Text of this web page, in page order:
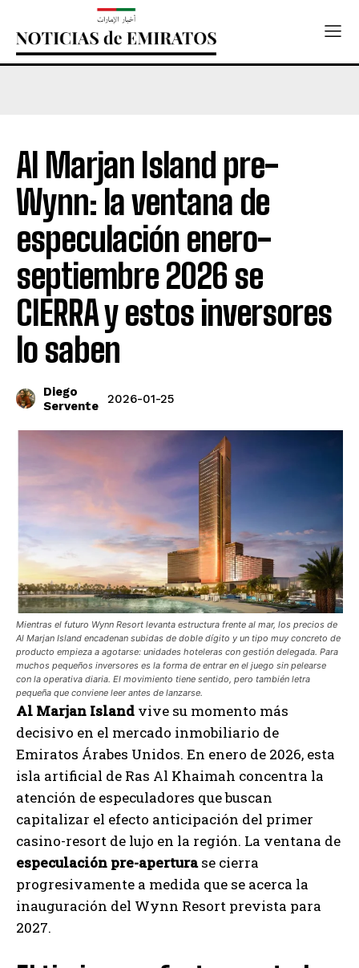
Al Marjan Island pre-
Wynn: la ventana de
especulación enero-
septiembre 2026 se
CIERRA y estos inversores
lo saben
Diego
Servente
2026-01-25
Mientras el futuro Wynn Resort levanta estructura frente al mar, los precios de
Al Marjan Island encadenan subidas de doble dígito y un tipo muy concreto de
producto empieza a agotarse: unidades hoteleras con gestión delegada. Para
muchos pequeños inversores es la forma de entrar en el juego sin pelearse
con la operativa diaria. El movimiento tiene sentido, pero también letra
pequeña que conviene leer antes de lanzarse.
Al Marjan Island vive su momento más
decisivo en el mercado inmobiliario de
Emiratos Árabes Unidos. En enero de 2026, esta
isla artificial de Ras Al Khaimah concentra la
atención de especuladores que buscan
capitalizar el efecto anticipación del primer
casino-resort de lujo en la región. La ventana de
especulación pre-aperturase cierra
progresivamente a medida que se acerca la
inauguración del Wynn Resort prevista para
2027.